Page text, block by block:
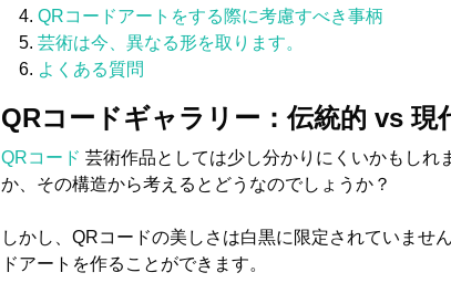
QRコードアートをする際に考慮すべき事柄
芸術は今、異なる形を取ります。
よくある質問
QRコードギャラリー：伝統的 vs 現
QRコード 芸術作品としては少し分かりにくいかもしれ
か、その構造から考えるとどうなのでしょうか？
しかし、QRコードの美しさは白黒に限定されていませ
ドアートを作ることができます。